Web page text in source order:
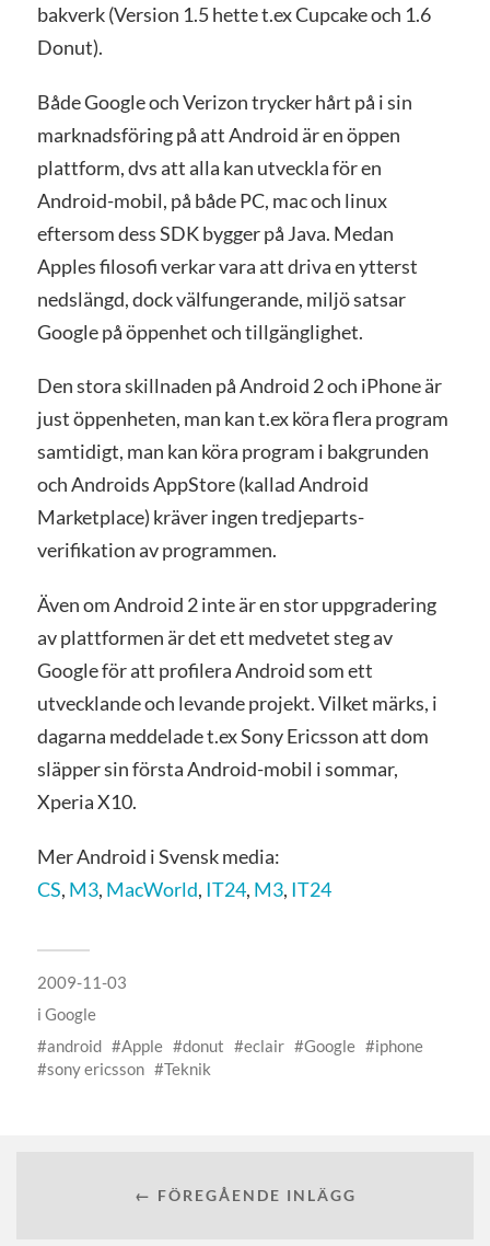
bakverk (Version 1.5 hette t.ex Cupcake och 1.6
Donut).
Både Google och Verizon trycker hårt på i sin
marknadsföring på att Android är en öppen
plattform, dvs att alla kan utveckla för en
Android-mobil, på både PC, mac och linux
eftersom dess SDK bygger på Java. Medan
Apples filosofi verkar vara att driva en ytterst
nedslängd, dock välfungerande, miljö satsar
Google på öppenhet och tillgänglighet.
Den stora skillnaden på Android 2 och iPhone är
just öppenheten, man kan t.ex köra flera program
samtidigt, man kan köra program i bakgrunden
och Androids AppStore (kallad Android
Marketplace) kräver ingen tredjeparts-
verifikation av programmen.
Även om Android 2 inte är en stor uppgradering
av plattformen är det ett medvetet steg av
Google för att profilera Android som ett
utvecklande och levande projekt. Vilket märks, i
dagarna meddelade t.ex Sony Ericsson att dom
släpper sin första Android-mobil i sommar,
Xperia X10.
Mer Android i Svensk media:
CS, M3, MacWorld, IT24, M3, IT24
2009-11-03
i Google
android
Apple donut eclair Google
iphone
sony ericsson
Teknik
← FÖREGÅENDE INLÄGG